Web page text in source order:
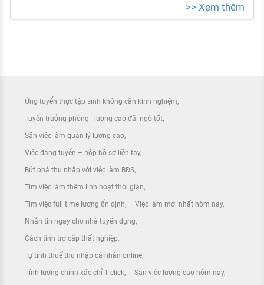
>> Xem thêm
Ứng tuyển thực tập sinh không cần kinh nghiệm
Tuyển trưởng phòng - lương cao đãi ngộ tốt
Săn việc làm quản lý lương cao
Việc đang tuyển – nộp hồ sơ liền tay
Bứt phá thu nhập với việc làm BĐS
Tìm việc làm thêm linh hoạt thời gian
Tìm việc full time lương ổn định Việc làm mới nhất hôm nay
Nhắn tin ngay cho nhà tuyển dụng
Cách tính trợ cấp thất nghiệp
Tự tính thuế thu nhập cá nhân online
Tính lương chính xác chỉ 1 click Săn việc lương cao hôm nay